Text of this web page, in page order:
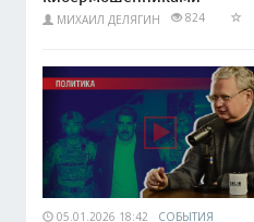
МИХАИЛ ДЕЛЯГИН 824
05.01.2026 18:42 СОБЫТИЯ